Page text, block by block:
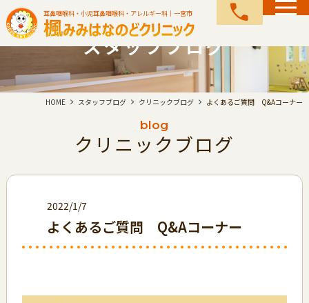
耳鼻咽喉科・小児耳鼻咽喉科・アレルギー科｜一宮市 call
スタッフブログ
HOME スタッフブログ クリニックブログ よくあるご質問 Q&Aコーナー
blog
クリニックブログ
2022/1/7
よくあるご質問 Q&Aコーナー